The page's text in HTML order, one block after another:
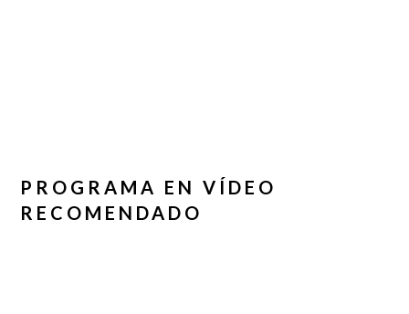
PROGRAMA EN VÍDEO
RECOMENDADO